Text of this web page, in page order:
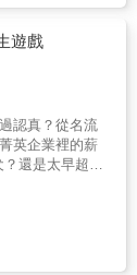
。他那讓人不
介被海說服再
出樂音的喜
也並非永遠──
在，屬於我們
Miyata 2024
遊戲
認真？從名流
英企業裡的薪
還是太早超脫
部作品就攻入
題覆面作
（影評人）射